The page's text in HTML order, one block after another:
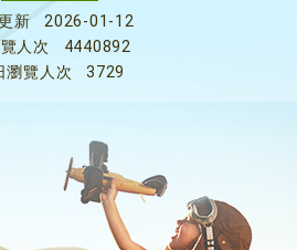
新
2026-01-12
人次
4440892
瀏覽人次
3729